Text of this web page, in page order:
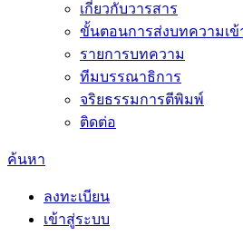
เกี่ยวกับวารสาร
ขั้นตอนการส่งบทความเ
รายการบทความ
ทีมบรรณาธิการ
จริยธรรมการตีพิมพ์
ติดต่อ
ค้นหา
ลงทะเบียน
เข้าสู่ระบบ